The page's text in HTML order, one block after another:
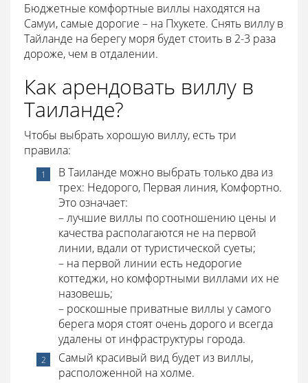
Бюджетные комфортные виллы находятся на
Самуи, самые дорогие – на Пхукете. Снять виллу в
Тайланде на берегу моря будет стоить в 2-3 раза
дороже, чем в отдалении.
Как арендовать виллу в
Таиланде?
Чтобы выбрать хорошую виллу, есть три
правила:
В Таиланде можно выбрать только два из
трех: Недорого, Первая линия, Комфортно.
Это означает:
– лучшие виллы по соотношению цены и
качества располагаются не на первой
линии, вдали от туристической суеты;
– на первой линии есть недорогие
коттеджи, но комфортными виллами их не
назовешь;
– роскошные приватные виллы у самого
берега моря стоят очень дорого и всегда
удалены от инфраструктуры города.
Самый красивый вид будет из виллы,
расположенной на холме.